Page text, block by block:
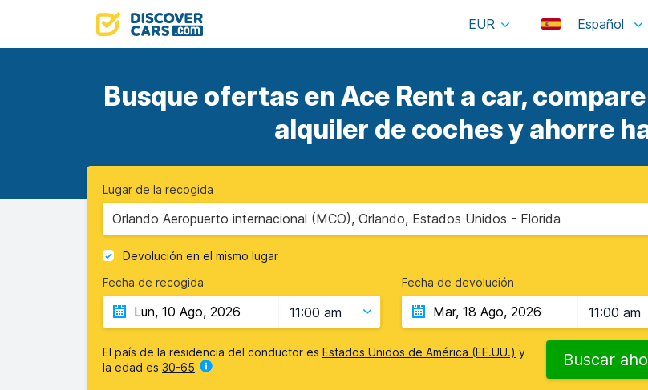
EUR Español
Busque ofertas en Ace Rent a car,
alquiler de coches y ahorre
Lugar de la recogida
Orlando Aeropuerto internacional (MCO), Orlando, Estados Unidos - Florida
Devolución en el mismo lugar
Fecha de recogida
11:00 am
Fecha de devolución
11:00 am
El país de la residencia del conductor es Estados Unidos de América (EE.UU.) y
la edad es 30-65 Buscar